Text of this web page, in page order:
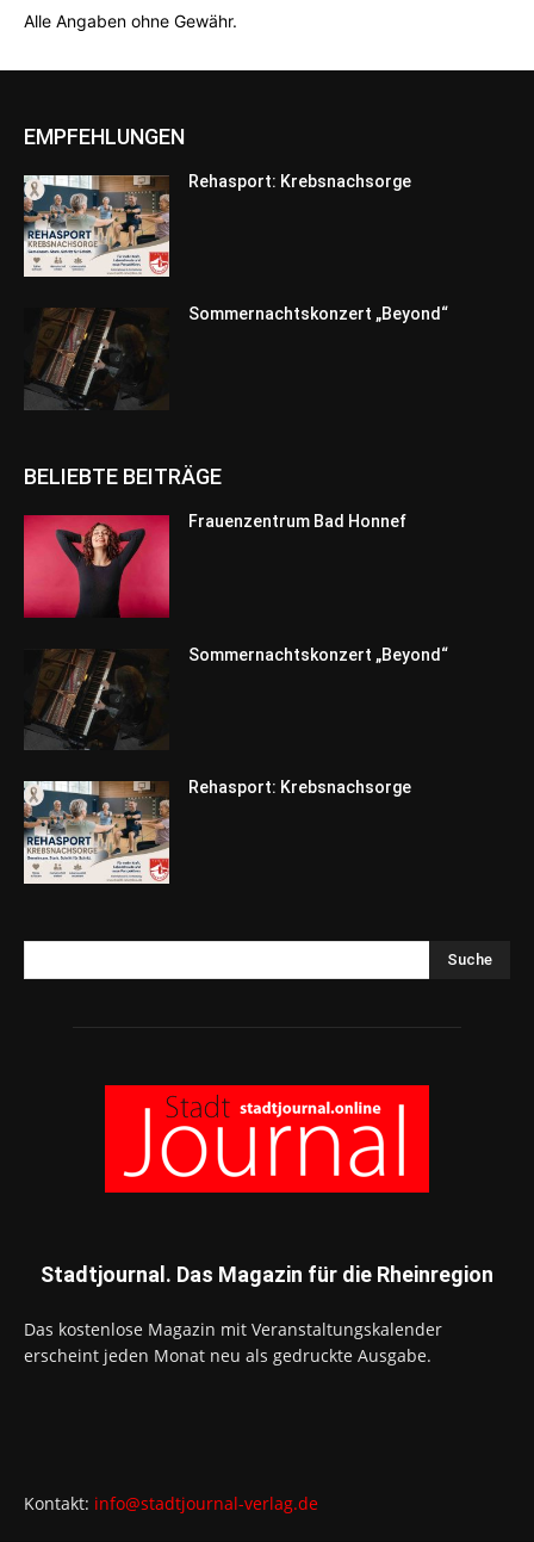
Alle Angaben ohne Gewähr.
EMPFEHLUNGEN
Rehasport: Krebsnachsorge
Sommernachtskonzert „Beyond“
BELIEBTE BEITRÄGE
Frauenzentrum Bad Honnef
Sommernachtskonzert „Beyond“
Rehasport: Krebsnachsorge
Suche
Stadtjournal. Das Magazin für die Rheinregion
Das kostenlose Magazin mit Veranstaltungskalender
erscheint jeden Monat neu als gedruckte Ausgabe.
Kontakt: info@stadtjournal-verlag.de